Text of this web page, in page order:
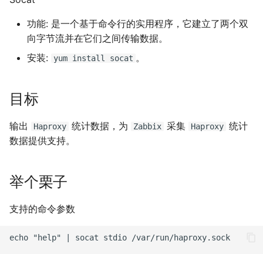
创建 AnythingLLM 个人知识
码
本地部署 DeepSeek-R1 模型
如何找到 Docker 中使用磁盘
最多的容器？
如何更改 Docker 网桥默认的
如何删除 无效的(none)
如何使用 Gunicorn 管理
如何自定义 Django 镜像？
块？
Ansible synchronize 模块
Ansible template 模块
Ansible 批量更新 Ubuntu 内
Ansible Playbook 安装
Ansible 小试牛刀
架?
Kubernetes 集群-更新证书
Kubernetes 集群-维护节点
Kubernetes 集群-删除节点
Kubernetes 集群-数据备份
Kubernetes 实战-资源限制
Flask框架中使用Redis(三)
Flask框架中使用Redis(二)
使用 Python 计算中位数
Mkdocs 谷歌字体加载失败
型？
如何使用 Sorted 对字典排
的主机池
XenServer 虚拟机安装
guest-tools
置 Hyper-V
XenServer PV模式导致程序
coredump
部CPU
XenServer 虚拟机无法安装系
Nginx 配置 WebSocket
使用
HTTP_X_FORWARDED_FOR
阿里云SLB HTTP to HTTPS
Nginx limit_rate 限速模块
Nginx echo 模块
如何使用 Sysbench 对
Mysql进行压力测试？
Mysql initialization 重新初始
化系统库
Mysql 存储过程
Postgresql使用 pg_dumpall
Postgresql 备份脚本
Ubuntu 安装 flash浏览器插
Ubuntu 16.04 终端使用多标
签页
Ubuntu 安装 virtualbox 5.1
Ubuntu 音频编辑软件
audacity
Ubuntu 安装 xmind
keepassx
ping Time to live exceeded
TCP time wait bucket table
overflow
使用RIP协议实现桌面到容器
网络通信
NAT网关支持pptp穿透
例
Cisco 3560X 升级 License
Cisco Command rejected
Jenkins 配置 Nodejs 持续集
Jenkins 配置 Gogs
webhook插件
使用 jenkins 与 docker 完成
java 项目持续集成
Jenkins 持续集成工具
部署 Maven
Git clone 指定的分支
Git 更改远程地址协议
Git reset 版本回退
Git 钩子
php_codesniffer
Git merge 合并分支
Git 版本升级
Git 配置代理
使用git完成程序上线流程
MooseFS 2.x 常用命令
序
MooseFS 2.x 错误信息
MooseFS 2.x 分布式文件系
统部署手册
MegaCLI
固态磁盘检测工具
CentOS Ignoring disk sda
Windows Server 2012R2
MPIO
Windows print 相关命令
示网络图标
性
Windows Thin PC
1000353
阿里云盾发现WebShell处理
过程
2016-6662
吗？
strict-transport-security 保
护
动态CDN保护网站与网站加
功能: 是一个基于命令行的实用程序，它建立了两个双
向字节流并在它们之间传输数据。
安装:
yum install socat 。
目标
输出 Haproxy 统计数据，为 Zabbix 采集 Haproxy 统计
数据提供支持。
举个栗子
支持的命令参数
echo "help" socat stdio /var/run/haproxy.sock